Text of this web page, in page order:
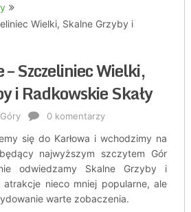
Wielki, Skalne Grzyby i
– Szczeliniec Wielki,
i Radkowskie Skały
Góry 0 komentarzy
się do Karłowa i wchodzimy na
najwyższym szczytem Gór
odwiedzamy Skalne Grzyby i
atrakcje nieco mniej popularne, ale
warte zobaczenia.